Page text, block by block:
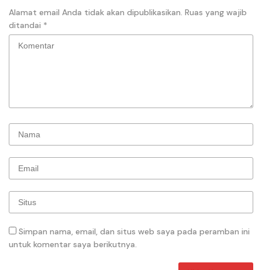
Alamat email Anda tidak akan dipublikasikan. Ruas yang wajib
ditandai *
Simpan nama, email, dan situs web saya pada peramban ini
untuk komentar saya berikutnya.